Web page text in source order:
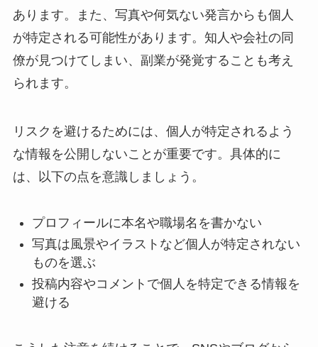
あります。また、写真や何気ない発言からも個人
が特定される可能性があります。知人や会社の同
僚が見つけてしまい、副業が発覚することも考え
られます。
リスクを避けるためには、個人が特定されるよう
な情報を公開しないことが重要です。具体的に
は、以下の点を意識しましょう。
プロフィールに本名や職場名を書かない
写真は風景やイラストなど個人が特定されない
ものを選ぶ
投稿内容やコメントで個人を特定できる情報を
避ける